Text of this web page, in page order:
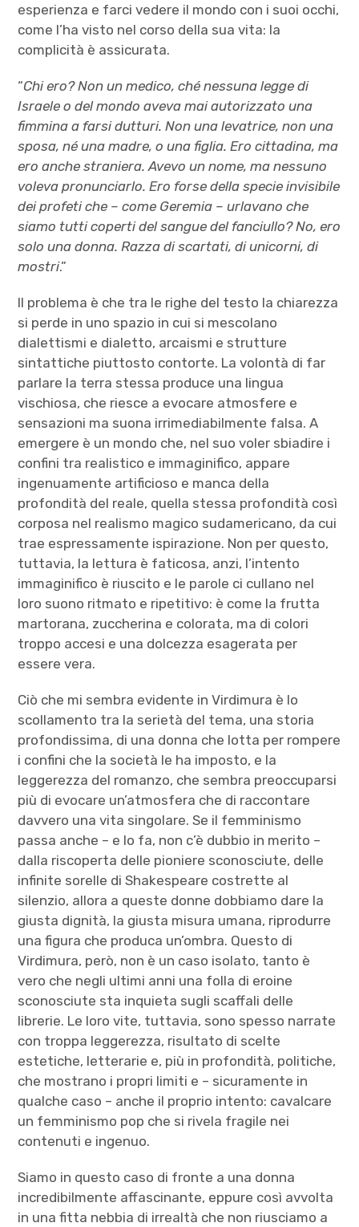
esperienza e farci vedere il mondo con i suoi occhi,
come l’ha visto nel corso della sua vita: la
complicità è assicurata.
“Chi ero? Non un medico, ché nessuna legge di
Israele o del mondo aveva mai autorizzato una
fimmina a farsi dutturi. Non una levatrice, non una
sposa, né una madre, o una figlia. Ero cittadina, ma
ero anche straniera. Avevo un nome, ma nessuno
voleva pronunciarlo. Ero forse della specie invisibile
dei profeti che – come Geremia – urlavano che
siamo tutti coperti del sangue del fanciullo? No, ero
solo una donna. Razza di scartati, di unicorni, di
mostri.”
Il problema è che tra le righe del testo la chiarezza
si perde in uno spazio in cui si mescolano
dialettismi e dialetto, arcaismi e strutture
sintattiche piuttosto contorte. La volontà di far
parlare la terra stessa produce una lingua
vischiosa, che riesce a evocare atmosfere e
sensazioni ma suona irrimediabilmente falsa. A
emergere è un mondo che, nel suo voler sbiadire i
confini tra realistico e immaginifico, appare
ingenuamente artificioso e manca della
profondità del reale, quella stessa profondità così
corposa nel realismo magico sudamericano, da cui
trae espressamente ispirazione. Non per questo,
tuttavia, la lettura è faticosa, anzi, l’intento
immaginifico è riuscito e le parole ci cullano nel
loro suono ritmato e ripetitivo: è come la frutta
martorana, zuccherina e colorata, ma di colori
troppo accesi e una dolcezza esagerata per
essere vera.
Ciò che mi sembra evidente in Virdimura è lo
scollamento tra la serietà del tema, una storia
profondissima, di una donna che lotta per rompere
i confini che la società le ha imposto, e la
leggerezza del romanzo, che sembra preoccuparsi
più di evocare un’atmosfera che di raccontare
davvero una vita singolare. Se il femminismo
passa anche – e lo fa, non c’è dubbio in merito –
dalla riscoperta delle pioniere sconosciute, delle
infinite sorelle di Shakespeare costrette al
silenzio, allora a queste donne dobbiamo dare la
giusta dignità, la giusta misura umana, riprodurre
una figura che produca un’ombra. Questo di
Virdimura, però, non è un caso isolato, tanto è
vero che negli ultimi anni una folla di eroine
sconosciute sta inquieta sugli scaffali delle
librerie. Le loro vite, tuttavia, sono spesso narrate
con troppa leggerezza, risultato di scelte
estetiche, letterarie e, più in profondità, politiche,
che mostrano i propri limiti e – sicuramente in
qualche caso – anche il proprio intento: cavalcare
un femminismo pop che si rivela fragile nei
contenuti e ingenuo.
Siamo in questo caso di fronte a una donna
incredibilmente affascinante, eppure così avvolta
in una fitta nebbia di irrealtà che non riusciamo a